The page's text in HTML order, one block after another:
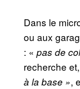
Dans le
ou aux
: « pas de
recherche
à la base »,